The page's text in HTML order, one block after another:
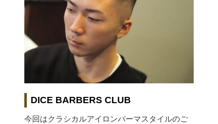
DICE BARBERS CLUB
今回はクラシカルアイロンパーマスタイルのご